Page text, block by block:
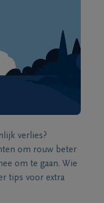
verlies?
om rouw beter
om te gaan. Wie
tips voor extra